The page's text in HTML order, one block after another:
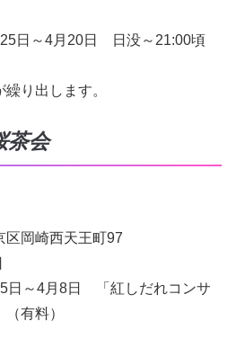
日～4月20日 日没～21:00頃
り出します。
会
区岡崎西天王町97
日～4月8日 「紅しだれコンサ
有料）